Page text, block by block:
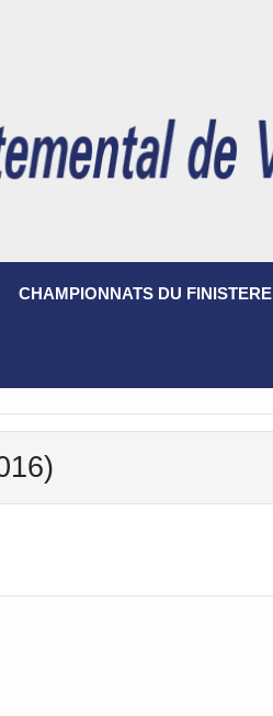
CHAMPIONNATS DU FINISTERE